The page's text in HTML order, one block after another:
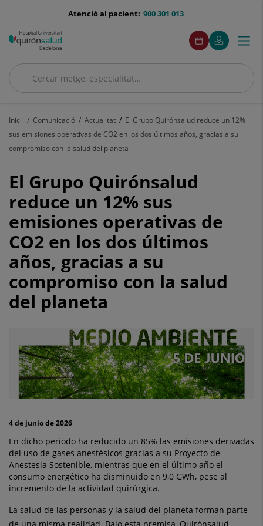
menu-
900 301 013
Atenció al pacient:
Cercar
Cercar
menuAcceso
Demaneu
cita
Aquest
enllaç
s'obrirà
una
El
meu
Aquest
enllaç
s'obrirà
una
finestra
Menú
Inici Comunicació Actualitat
El Grupo Quirónsalud reduce un 12%
sus emisiones operativas de CO2 en los dos últimos años, gracias a su
compromiso con la salud del planeta
El
Grupo
Quirónsalud
reduce
un
12%
sus
emisiones
operativas
de
CO2
en
los
dos
últimos
años,
El Grupo Quirónsalud
reduce un 12% sus
emisiones operativas de
CO2 en los dos últimos
años, gracias a su
compromiso con la salud
del planeta
4 de junio de 2026
En dicho periodo ha reducido un 85% las emisiones derivadas
del uso de gases anestésicos gracias a su Proyecto de
Anestesia Sostenible, mientras que en el último año el
consumo energético ha disminuido en 9,0 GWh, pese al
incremento de la actividad quirúrgica.
La salud de las personas y la salud del planeta forman parte